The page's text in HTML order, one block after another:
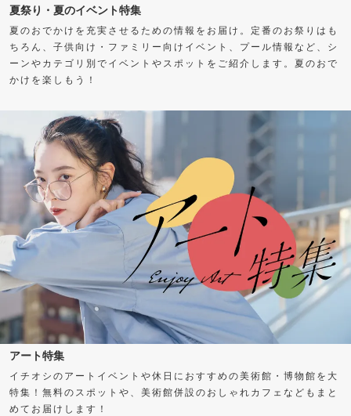
夏祭り・夏のイベント特集
夏のおでかけを充実させるための情報をお届け。定番のお祭りはも
ちろん、子供向け・ファミリー向けイベント、プール情報など、シ
ーンやカテゴリ別でイベントやスポットをご紹介します。夏のおで
かけを楽しもう！
アート特集
イチオシのアートイベントや休日におすすめの美術館・博物館を大
特集！無料のスポットや、美術館併設のおしゃれカフェなどもまと
めてお届けします！